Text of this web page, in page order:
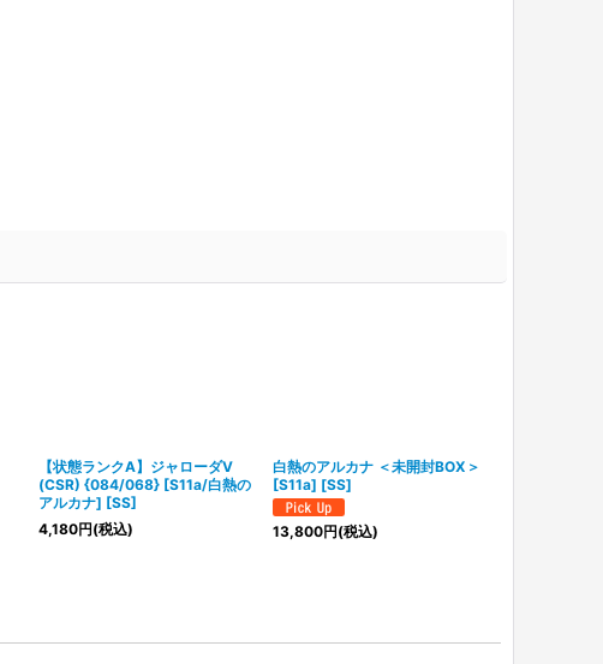
【状態ランクA】ジャローダV
(CSR) {084/068} [S11a/白熱の
アルカナ] [SS]
4,180円(税込)
白熱のアルカナ ＜未開封BOX＞
[S11a] [SS]
13,800円(税込)